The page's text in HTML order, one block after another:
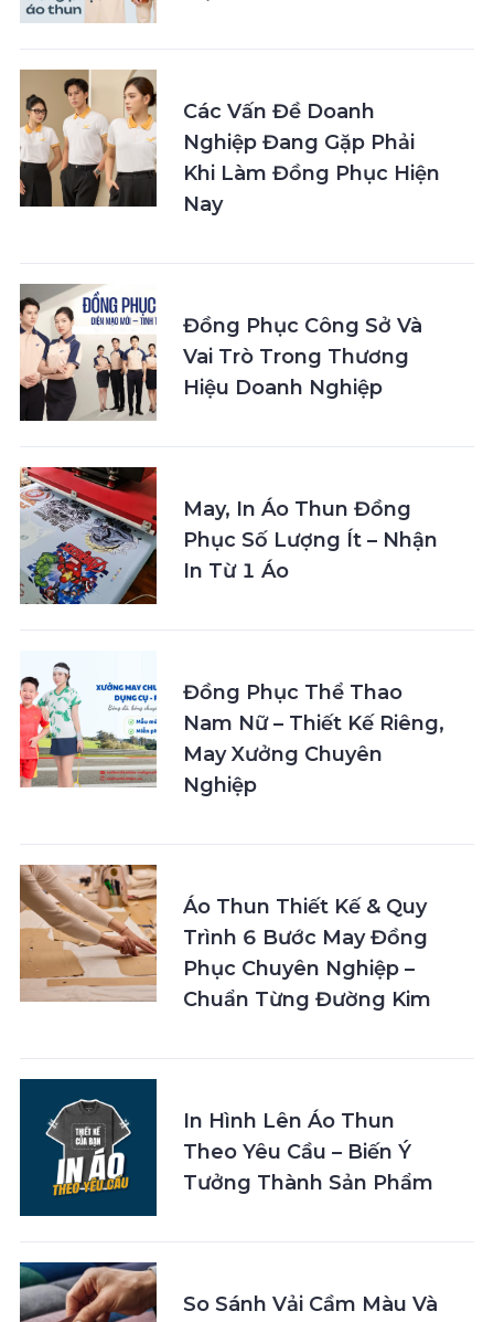
Các Vấn Đề Doanh
Nghiệp Đang Gặp Phải
Khi Làm Đồng Phục Hiện
Nay
Đồng Phục Công Sở Và
Vai Trò Trong Thương
Hiệu Doanh Nghiệp
May, In Áo Thun Đồng
Phục Số Lượng Ít – Nhận
In Từ 1 Áo
Đồng Phục Thể Thao
Nam Nữ – Thiết Kế Riêng,
May Xưởng Chuyên
Nghiệp
Áo Thun Thiết Kế & Quy
Trình 6 Bước May Đồng
Phục Chuyên Nghiệp –
Chuẩn Từng Đường Kim
In Hình Lên Áo Thun
Theo Yêu Cầu – Biến Ý
Tưởng Thành Sản Phẩm
So Sánh Vải Cầm Màu Và